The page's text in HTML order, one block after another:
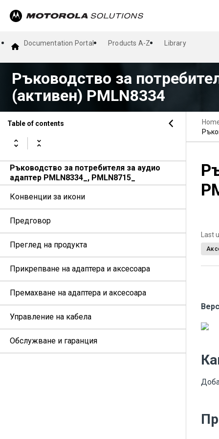
Documentation Portal Products A-Z Library
Ръководство за
(активен) PMLN8334
Table of contents
Ръководство за потребителя за аудио
адаптер PMLN8334_, PMLN8715_
Конвенции за икони
Предговор
Преглед на продукта
Прикрепване на адаптера и аксесоара
Премахване на адаптера и аксесоара
Управление на кабела
Обслужване и гаранция
Last